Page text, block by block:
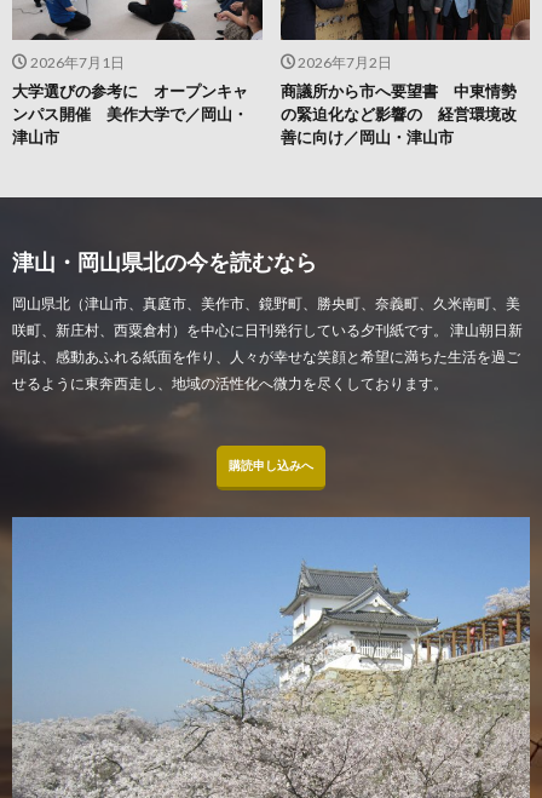
2026年7月2日
商議所から市へ要望書 中東情勢
の緊迫化など影響の 経営環境改
善に向け／岡山・津山市
2026年7月1日
大学選びの参考に オープンキャ
ンパス開催 美作大学で／岡山・
津山市
津山・岡山県北の今を読むなら
岡山県北（津山市、真庭市、美作市、鏡野町、勝央町、奈義町、久米南町、美
咲町、新庄村、西粟倉村）を中心に日刊発行している夕刊紙です。 津山朝日新
聞は、感動あふれる紙面を作り、人々が幸せな笑顔と希望に満ちた生活を過ご
せるように東奔西走し、地域の活性化へ微力を尽くしております。
購読申し込みへ